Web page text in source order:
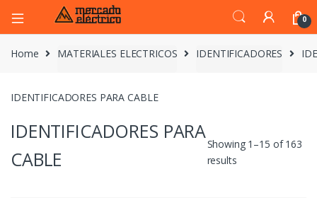
0
Home MATERIALES ELECTRICOS IDENTIFICADORES
IDENTIFICADORES PARA CABLE
IDENTIFICADORES PARA
CABLE
Showing 1–15 of 163
results